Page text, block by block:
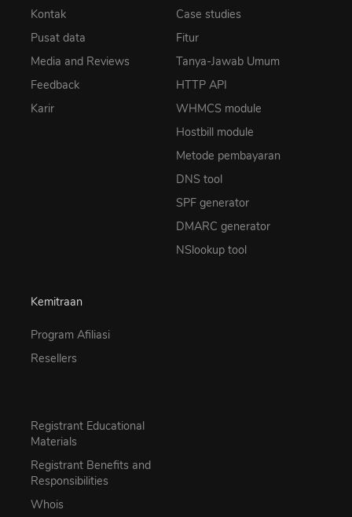
Kontak
Pusat data
Media and Reviews
Feedback
Karir
Case studies
Fitur
Tanya-Jawab Umum
HTTP API
WHMCS module
Hostbill module
Metode pembayaran
DNS tool
SPF generator
DMARC generator
NSlookup tool
Kemitraan
Program Afiliasi
Resellers
Registrant Educational
Materials
Registrant Benefits and
Responsibilities
Whois